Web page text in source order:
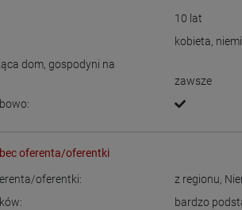
10 lat
kobieta,
dom, gospodyni na
zawsze
oferenta/oferentki
oferentki: z regionu,
bardzo